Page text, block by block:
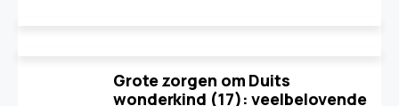
Grote zorgen om Duits
wonderkind (17): veelbelovende